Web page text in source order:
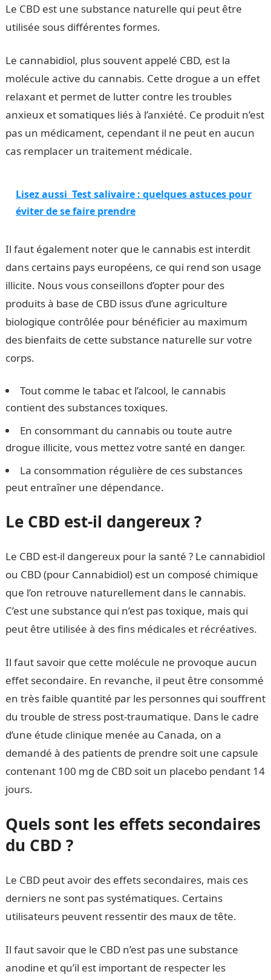
Le CBD est une substance naturelle qui peut être
utilisée sous différentes formes.
Le cannabidiol, plus souvent appelé CBD, est la
molécule active du cannabis. Cette drogue a un effet
relaxant et permet de lutter contre les troubles
anxieux et somatiques liés à l’anxiété. Ce produit n’est
pas un médicament, cependant il ne peut en aucun
cas remplacer un traitement médicale.
Lisez aussi Test salivaire : quelques astuces pour
éviter de se faire prendre
Il faut également noter que le cannabis est interdit
dans certains pays européens, ce qui rend son usage
illicite. Nous vous conseillons d’opter pour des
produits à base de CBD issus d’une agriculture
biologique contrôlée pour bénéficier au maximum
des bienfaits de cette substance naturelle sur votre
corps.
Tout comme le tabac et l’alcool, le cannabis
contient des substances toxiques.
En consommant du cannabis ou toute autre
drogue illicite, vous mettez votre santé en danger.
La consommation régulière de ces substances
peut entraîner une dépendance.
Le CBD est-il dangereux ?
Le CBD est-il dangereux pour la santé ? Le cannabidiol
ou CBD (pour Cannabidiol) est un composé chimique
que l’on retrouve naturellement dans le cannabis.
C’est une substance qui n’est pas toxique, mais qui
peut être utilisée à des fins médicales et récréatives.
Il faut savoir que cette molécule ne provoque aucun
effet secondaire. En revanche, il peut être consommé
en très faible quantité par les personnes qui souffrent
du trouble de stress post-traumatique. Dans le cadre
d’une étude clinique menée au Canada, on a
demandé à des patients de prendre soit une capsule
contenant 100 mg de CBD soit un placebo pendant 14
jours.
Quels sont les effets secondaires
du CBD ?
Le CBD peut avoir des effets secondaires, mais ces
derniers ne sont pas systématiques. Certains
utilisateurs peuvent ressentir des maux de tête.
Il faut savoir que le CBD n’est pas une substance
anodine et qu’il est important de respecter les